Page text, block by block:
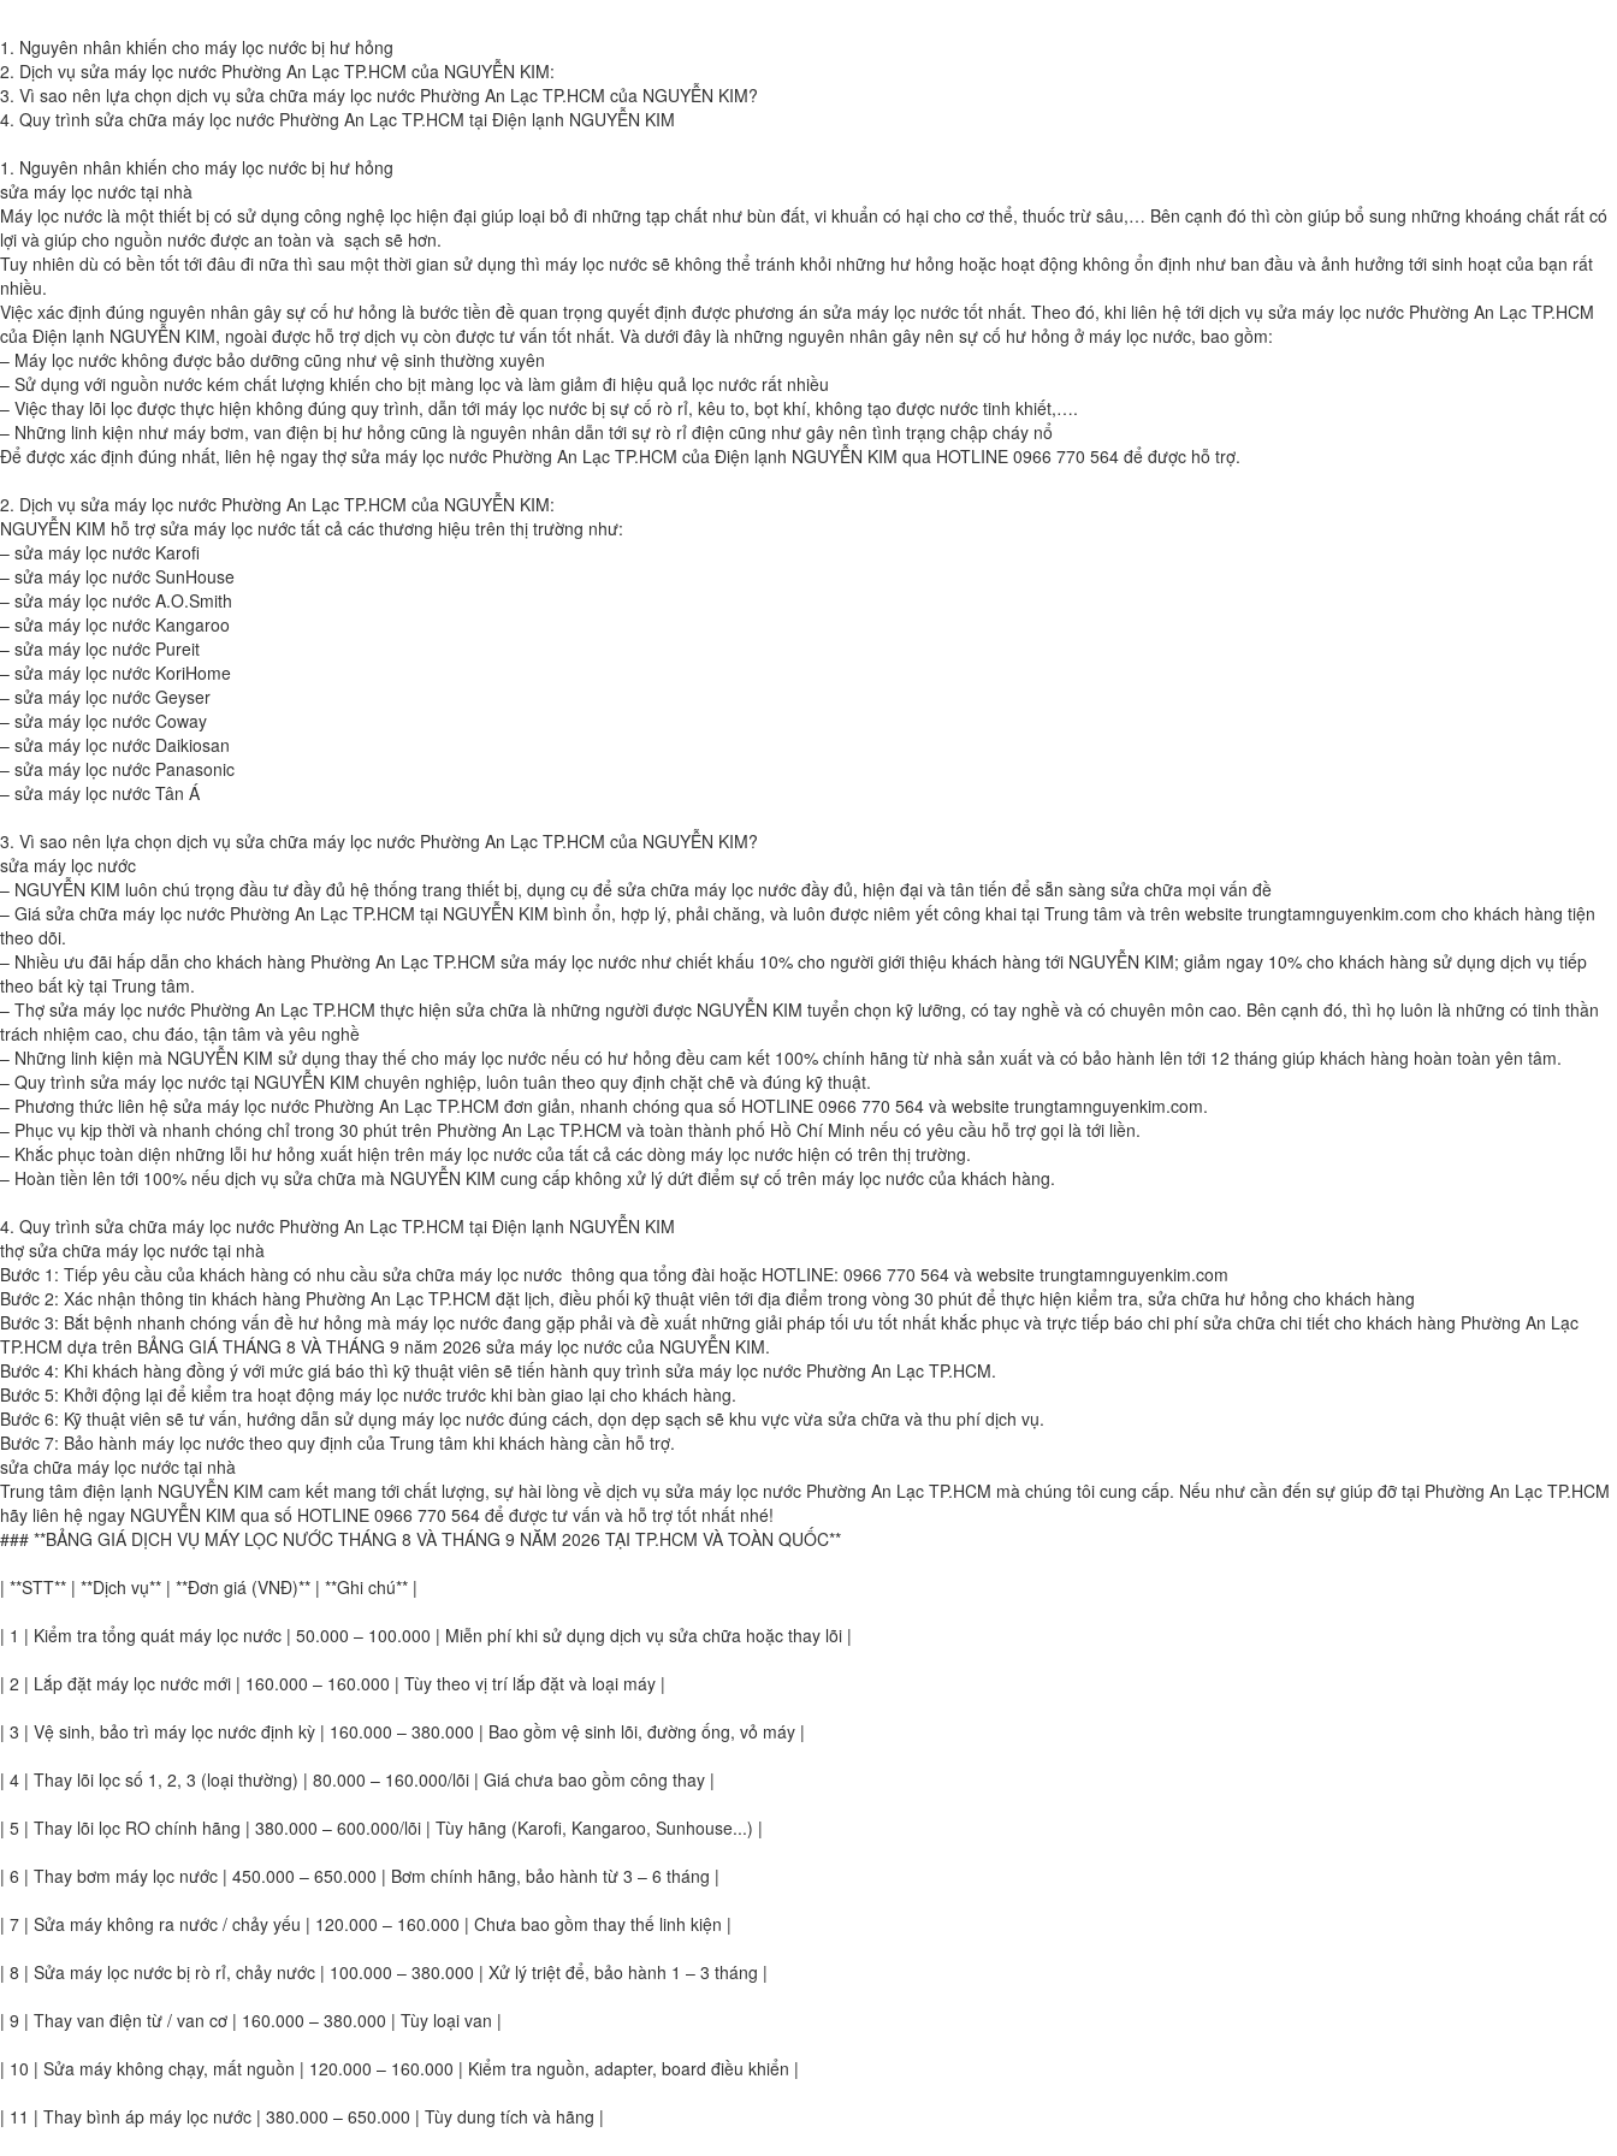
1. Nguyên nhân khiến cho máy lọc nước bị hư hỏng
2. Dịch vụ sửa máy lọc nước Phường An Lạc TP.HCM của NGUYỄN KIM:
3. Vì sao nên lựa chọn dịch vụ sửa chữa máy lọc nước Phường An Lạc TP.HCM của NGUYỄN KIM?
4. Quy trình sửa chữa máy lọc nước Phường An Lạc TP.HCM tại Điện lạnh NGUYỄN KIM
1. Nguyên nhân khiến cho máy lọc nước bị hư hỏng
sửa máy lọc nước tại nhà
Máy lọc nước là một thiết bị có sử dụng công nghệ lọc hiện đại giúp loại bỏ đi những tạp chất như bùn đất, vi khuẩn có hại cho cơ thể, thuốc trừ sâu,… Bên cạnh đó thì còn giúp bổ sung những khoáng chất rất có
lợi và giúp cho nguồn nước được an toàn và sạch sẽ hơn.
Tuy nhiên dù có bền tốt tới đâu đi nữa thì sau một thời gian sử dụng thì máy lọc nước sẽ không thể tránh khỏi những hư hỏng hoặc hoạt động không ổn định như ban đầu và ảnh hưởng tới sinh hoạt của bạn rất
nhiều.
Việc xác định đúng nguyên nhân gây sự cố hư hỏng là bước tiền đề quan trọng quyết định được phương án sửa máy lọc nước tốt nhất. Theo đó, khi liên hệ tới dịch vụ sửa máy lọc nước Phường An Lạc TP.HCM
của Điện lạnh NGUYỄN KIM, ngoài được hỗ trợ dịch vụ còn được tư vấn tốt nhất. Và dưới đây là những nguyên nhân gây nên sự cố hư hỏng ở máy lọc nước, bao gồm:
– Máy lọc nước không được bảo dưỡng cũng như vệ sinh thường xuyên
– Sử dụng với nguồn nước kém chất lượng khiến cho bịt màng lọc và làm giảm đi hiệu quả lọc nước rất nhiều
– Việc thay lõi lọc được thực hiện không đúng quy trình, dẫn tới máy lọc nước bị sự cố rò rỉ, kêu to, bọt khí, không tạo được nước tinh khiết,….
– Những linh kiện như máy bơm, van điện bị hư hỏng cũng là nguyên nhân dẫn tới sự rò rỉ điện cũng như gây nên tình trạng chập cháy nổ
Để được xác định đúng nhất, liên hệ ngay thợ sửa máy lọc nước Phường An Lạc TP.HCM của Điện lạnh NGUYỄN KIM qua HOTLINE 0966 770 564 để được hỗ trợ.
2. Dịch vụ sửa máy lọc nước Phường An Lạc TP.HCM của NGUYỄN KIM:
NGUYỄN KIM hỗ trợ sửa máy lọc nước tất cả các thương hiệu trên thị trường như:
– sửa máy lọc nước Karofi
– sửa máy lọc nước SunHouse
– sửa máy lọc nước A.O.Smith
– sửa máy lọc nước Kangaroo
– sửa máy lọc nước Pureit
– sửa máy lọc nước KoriHome
– sửa máy lọc nước Geyser
– sửa máy lọc nước Coway
– sửa máy lọc nước Daikiosan
– sửa máy lọc nước Panasonic
– sửa máy lọc nước Tân Á
3. Vì sao nên lựa chọn dịch vụ sửa chữa máy lọc nước Phường An Lạc TP.HCM của NGUYỄN KIM?
sửa máy lọc nước
– NGUYỄN KIM luôn chú trọng đầu tư đầy đủ hệ thống trang thiết bị, dụng cụ để sửa chữa máy lọc nước đầy đủ, hiện đại và tân tiến để sẵn sàng sửa chữa mọi vấn đề
– Giá sửa chữa máy lọc nước Phường An Lạc TP.HCM tại NGUYỄN KIM bình ổn, hợp lý, phải chăng, và luôn được niêm yết công khai tại Trung tâm và trên website trungtamnguyenkim.com cho khách hàng tiện
theo dõi.
– Nhiều ưu đãi hấp dẫn cho khách hàng Phường An Lạc TP.HCM sửa máy lọc nước như chiết khấu 10% cho người giới thiệu khách hàng tới NGUYỄN KIM; giảm ngay 10% cho khách hàng sử dụng dịch vụ tiếp
theo bất kỳ tại Trung tâm.
– Thợ sửa máy lọc nước Phường An Lạc TP.HCM thực hiện sửa chữa là những người được NGUYỄN KIM tuyển chọn kỹ lưỡng, có tay nghề và có chuyên môn cao. Bên cạnh đó, thì họ luôn là những có tinh thần
trách nhiệm cao, chu đáo, tận tâm và yêu nghề
– Những linh kiện mà NGUYỄN KIM sử dụng thay thế cho máy lọc nước nếu có hư hỏng đều cam kết 100% chính hãng từ nhà sản xuất và có bảo hành lên tới 12 tháng giúp khách hàng hoàn toàn yên tâm.
– Quy trình sửa máy lọc nước tại NGUYỄN KIM chuyên nghiệp, luôn tuân theo quy định chặt chẽ và đúng kỹ thuật.
– Phương thức liên hệ sửa máy lọc nước Phường An Lạc TP.HCM đơn giản, nhanh chóng qua số HOTLINE 0966 770 564 và website trungtamnguyenkim.com.
– Phục vụ kịp thời và nhanh chóng chỉ trong 30 phút trên Phường An Lạc TP.HCM và toàn thành phố Hồ Chí Minh nếu có yêu cầu hỗ trợ gọi là tới liền.
– Khắc phục toàn diện những lỗi hư hỏng xuất hiện trên máy lọc nước của tất cả các dòng máy lọc nước hiện có trên thị trường.
– Hoàn tiền lên tới 100% nếu dịch vụ sửa chữa mà NGUYỄN KIM cung cấp không xử lý dứt điểm sự cố trên máy lọc nước của khách hàng.
4. Quy trình sửa chữa máy lọc nước Phường An Lạc TP.HCM tại Điện lạnh NGUYỄN KIM
thợ sửa chữa máy lọc nước tại nhà
Bước 1: Tiếp yêu cầu của khách hàng có nhu cầu sửa chữa máy lọc nước thông qua tổng đài hoặc HOTLINE: 0966 770 564 và website trungtamnguyenkim.com
Bước 2: Xác nhận thông tin khách hàng Phường An Lạc TP.HCM đặt lịch, điều phối kỹ thuật viên tới địa điểm trong vòng 30 phút để thực hiện kiểm tra, sửa chữa hư hỏng cho khách hàng
Bước 3: Bắt bệnh nhanh chóng vấn đề hư hỏng mà máy lọc nước đang gặp phải và đề xuất những giải pháp tối ưu tốt nhất khắc phục và trực tiếp báo chi phí sửa chữa chi tiết cho khách hàng Phường An Lạc
TP.HCM dựa trên BẢNG GIÁ THÁNG 8 VÀ THÁNG 9 năm 2026 sửa máy lọc nước của NGUYỄN KIM.
Bước 4: Khi khách hàng đồng ý với mức giá báo thì kỹ thuật viên sẽ tiến hành quy trình sửa máy lọc nước Phường An Lạc TP.HCM.
Bước 5: Khởi động lại để kiểm tra hoạt động máy lọc nước trước khi bàn giao lại cho khách hàng.
Bước 6: Kỹ thuật viên sẽ tư vấn, hướng dẫn sử dụng máy lọc nước đúng cách, dọn dẹp sạch sẽ khu vực vừa sửa chữa và thu phí dịch vụ.
Bước 7: Bảo hành máy lọc nước theo quy định của Trung tâm khi khách hàng cần hỗ trợ.
sửa chữa máy lọc nước tại nhà
Trung tâm điện lạnh NGUYỄN KIM cam kết mang tới chất lượng, sự hài lòng về dịch vụ sửa máy lọc nước Phường An Lạc TP.HCM mà chúng tôi cung cấp. Nếu như cần đến sự giúp đỡ tại Phường An Lạc TP.HCM
hãy liên hệ ngay NGUYỄN KIM qua số HOTLINE 0966 770 564 để được tư vấn và hỗ trợ tốt nhất nhé!
### **BẢNG GIÁ DỊCH VỤ MÁY LỌC NƯỚC THÁNG 8 VÀ THÁNG 9 NĂM 2026 TẠI TP.HCM VÀ TOÀN QUỐC**
| **STT** | **Dịch vụ** | **Đơn giá (VNĐ)** | **Ghi chú** |
| 1 | Kiểm tra tổng quát máy lọc nước | 50.000 – 100.000 | Miễn phí khi sử dụng dịch vụ sửa chữa hoặc thay lõi |
| 2 | Lắp đặt máy lọc nước mới | 160.000 – 160.000 | Tùy theo vị trí lắp đặt và loại máy |
| 3 | Vệ sinh, bảo trì máy lọc nước định kỳ | 160.000 – 380.000 | Bao gồm vệ sinh lõi, đường ống, vỏ máy |
| 4 | Thay lõi lọc số 1, 2, 3 (loại thường) | 80.000 – 160.000/lõi | Giá chưa bao gồm công thay |
| 5 | Thay lõi lọc RO chính hãng | 380.000 – 600.000/lõi | Tùy hãng (Karofi, Kangaroo, Sunhouse...) |
| 6 | Thay bơm máy lọc nước | 450.000 – 650.000 | Bơm chính hãng, bảo hành từ 3 – 6 tháng |
| 7 | Sửa máy không ra nước / chảy yếu | 120.000 – 160.000 | Chưa bao gồm thay thế linh kiện |
| 8 | Sửa máy lọc nước bị rò rỉ, chảy nước | 100.000 – 380.000 | Xử lý triệt để, bảo hành 1 – 3 tháng |
| 9 | Thay van điện từ / van cơ | 160.000 – 380.000 | Tùy loại van |
| 10 | Sửa máy không chạy, mất nguồn | 120.000 – 160.000 | Kiểm tra nguồn, adapter, board điều khiển |
| 11 | Thay bình áp máy lọc nước | 380.000 – 650.000 | Tùy dung tích và hãng |